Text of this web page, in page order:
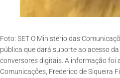
Foto: SET O Ministério das
pública que dará suporte ao acesso
conversores digitais. A informação foi
Comunicações, Frederico de Siqueira